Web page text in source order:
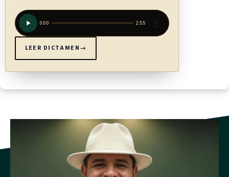
0:00 2:55
LEER DICTAMEN→